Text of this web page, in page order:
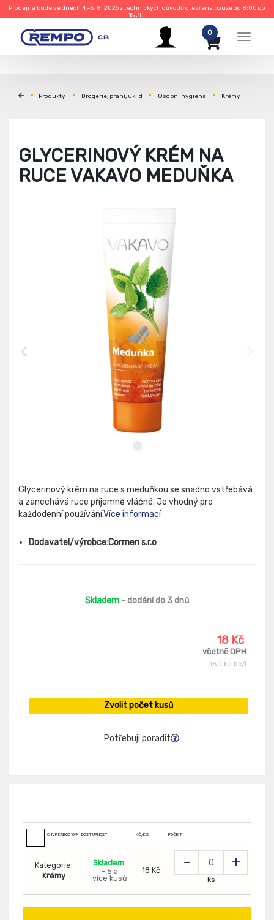
Prodejna bude ve dnech 4.–5. 8. 2026 z technických důvodů otevřena pouze od 8:00 do
15:30.
Menu
0
Produkty Drogerie, praní, úklid Osobní hygiena Krémy
GLYCERINOVÝ KRÉM NA
RUCE VAKAVO MEDUŇKA
Glycerinový krém na ruce s meduňkou se snadno vstřebává
a zanechává ruce příjemně vláčné. Je vhodný pro
každodenní používání.Více informací
Dodavatel/výrobce:Cormen s.r.o
Skladem - dodání do 3 dnů
18 Kč
včetně DPH
180 Kč Kč/l
Zvolit počet kusů
Potřebuji poradit
CNVPKRE001099 DOSTUPNOST KČ/KS: POČET
Kategorie:
Krémy
Skladem
- 5 a
více kusů
18 Kč - +
ks